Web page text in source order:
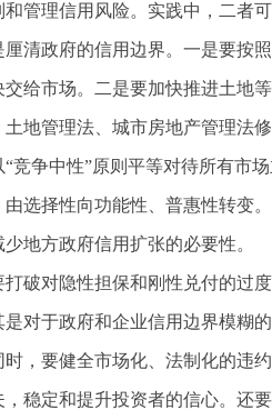
管理信用风险。实践中，二者
清政府的信用边界。一是要按
给市场。二是要加快推进土地
地管理法、城市房地产管理法
竞争中性”原则平等对待所有市
由选择性向功能性、普惠性转变
地方政府信用扩张的必要性。
破对隐性担保和刚性兑付的过
对于政府和企业信用边界模糊
，要健全市场化、法制化的违
稳定和提升投资者的信心。还